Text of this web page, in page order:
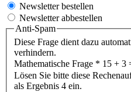
Newsletter bestellen
Newsletter abbestellen
Anti-Spam
Diese Frage dient dazu
verhindern.
Mathematische Frage * 15 + 3
Lösen Sie bitte diese
als Ergebnis 4 ein.